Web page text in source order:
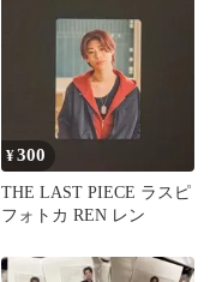
¥300
THE LAST PIECE ラスピ
フォトカ REN レン